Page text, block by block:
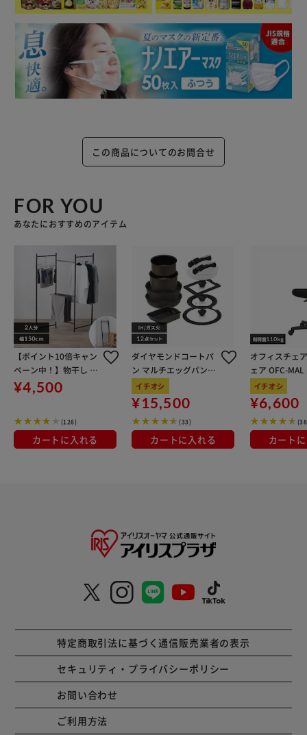
この商品についてのお問合せ
FOR YOU
あなたにおすすめのアイテム
【ポイント10倍キャン
ペーン中！】物干し 室
内用 折りたたみ式 3連
OTM-150R ブラック 一
¥4,500
(126)
カートに入れる
ダイヤモンドコートパ
ン マルチエッグパン入
り 12点セット IHガス
火対応 MEGI-12S ブラ
ウンメタリック
イチオシ
¥15,500
(33)
カートに入れる
オフィスチェ
ェア OFC-
ン
イチオシ
¥6,600
カート
特定商取引法に基づく通信販売業者の表示
セキュリティ・プライバシーポリシー
お問い合わせ
ご利用方法